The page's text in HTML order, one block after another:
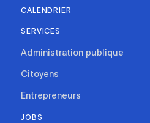
CALENDRIER
SERVICES
Administration publique
Citoyens
Entrepreneurs
JOBS